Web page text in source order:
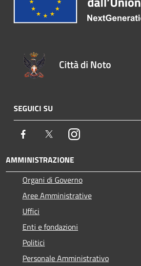
Città di Noto
SEGUICI SU
Facebook TwitterInstagram
AMMINISTRAZIONE
Organi di Governo
Aree Amministrative
Uffici
Enti e fondazioni
Politici
Personale Amministrativo